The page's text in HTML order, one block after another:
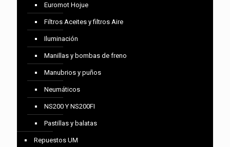
Euromot Hojue
Filtros Aceites y filtros Aire
Iluminación
Manillas y bombas de freno
Manubrios y puños
Neumáticos
NS200 Y NS200FI
Pastillas y balatas
Repuestos UM